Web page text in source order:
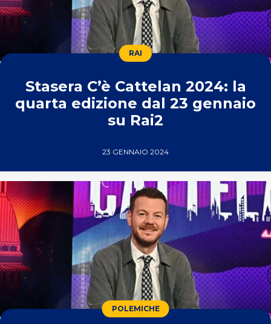
RAI
Stasera C’è Cattelan 2024: la
quarta edizione dal 23 gennaio
su Rai2
23 GENNAIO 2024
POLEMICHE